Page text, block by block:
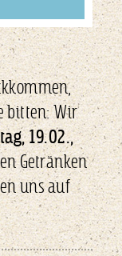
bitten: Wir
19.02.,
Getränken
uns auf